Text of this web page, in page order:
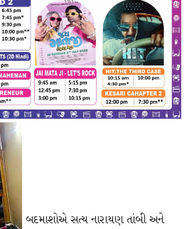
બદમાશોએ સત્ય નારાયણ તાંબી અને